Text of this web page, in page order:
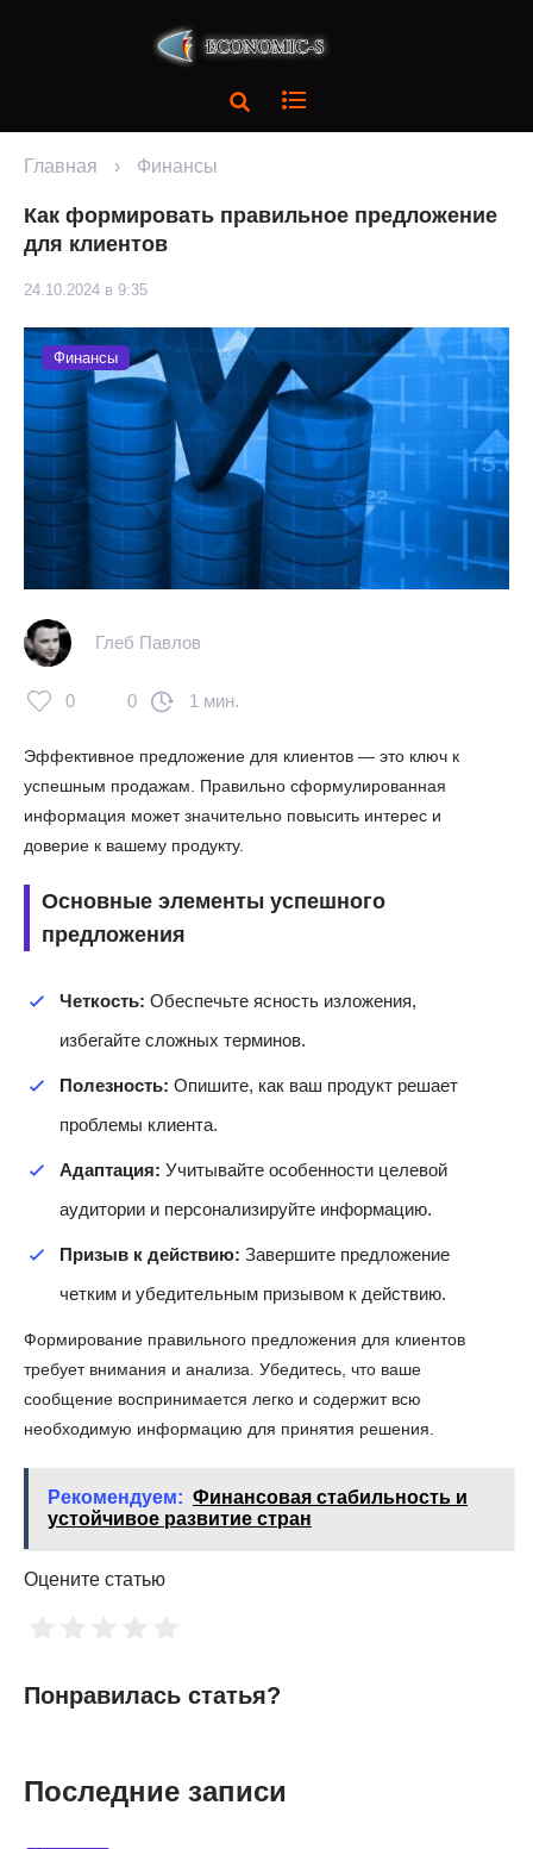
Главная › Финансы
Как формировать правильное предложение
для клиентов
24.10.2024 в 9:35
Финансы
Глеб Павлов
0 0 1 мин.
Эффективное предложение для клиентов — это ключ к
успешным продажам. Правильно сформулированная
информация может значительно повысить интерес и
доверие к вашему продукту.
Основные элементы успешного
предложения
Четкость: Обеспечьте ясность изложения,
избегайте сложных терминов.
Полезность: Опишите, как ваш продукт решает
проблемы клиента.
Адаптация: Учитывайте особенности целевой
аудитории и персонализируйте информацию.
Призыв к действию: Завершите предложение
четким и убедительным призывом к действию.
Формирование правильного предложения для клиентов
требует внимания и анализа. Убедитесь, что ваше
сообщение воспринимается легко и содержит всю
необходимую информацию для принятия решения.
Рекомендуем: Финансовая стабильность и
устойчивое развитие стран
Оцените статью
Понравилась статья?
Последние записи